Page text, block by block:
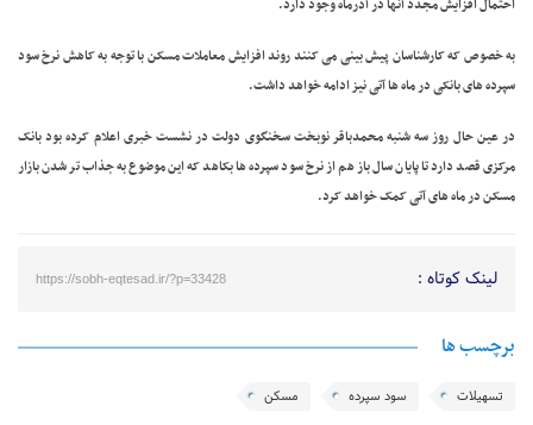
احتمال افزایش مجدد آنها در آذرماه وجود دارد.
به خصوص که کارشناسان پیش بینی می کنند روند افزایش معاملات مسکن با توجه به کاهش نرخ سود
سپرده های بانکی در ماه ها آتی نیز ادامه خواهد داشت.
در عین حال روز سه شنبه محمدباقر نوبخت سخنگوی دولت در نشست خبری اعلام کرده بود بانک
مرکزی قصد دارد تا پایان سال باز هم از نرخ سود سپرده ها بکاهد که این موضوع به جذاب تر شدن بازار
مسکن در ماه های آتی کمک خواهد کرد.
لینک کوتاه : https://sobh-eqtesad.ir/?p=33428
برچسب ها
تسهیلات سود سپرده مسکن